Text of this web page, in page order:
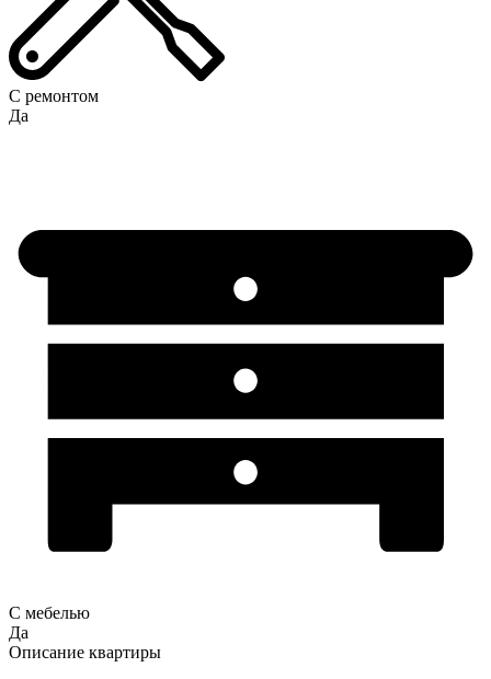
С ремонтом
Да
С мебелью
Да
Описание квартиры